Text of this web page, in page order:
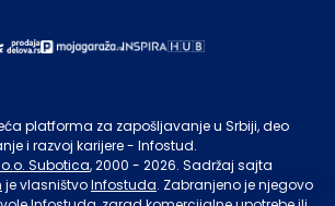
platforma za zapošljavanje u Srbiji, deo
i razvoj karijere - Infostud.
Subotica, 2000 - 2026. Sadržaj sajta
je vlasništvoInfostuda. Zabranjeno je njegovo